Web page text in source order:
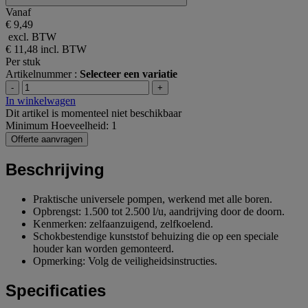
Vanaf
€ 9,49
excl. BTW
€ 11,48 incl. BTW
Per stuk
Artikelnummer : Selecteer een variatie
- +
In winkelwagen
Dit artikel is momenteel niet beschikbaar
Minimum Hoeveelheid: 1
Offerte aanvragen
Beschrijving
Praktische universele pompen, werkend met alle boren.
Opbrengst: 1.500 tot 2.500 l/u, aandrijving door de doorn.
Kenmerken: zelfaanzuigend, zelfkoelend.
Schokbestendige kunststof behuizing die op een speciale
houder kan worden gemonteerd.
Opmerking: Volg de veiligheidsinstructies.
Specificaties